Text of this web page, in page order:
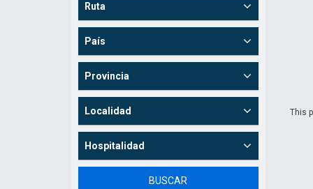
This
Ruta
País
Provincia
Localidad
Hospitalidad